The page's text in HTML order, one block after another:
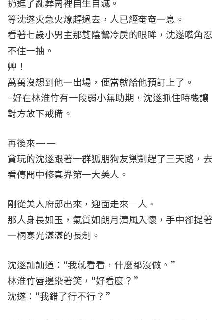
扔進了亂葬崗裡自生自滅。
等沈遂火急火燎趕過去，人已經奄奄一息。
看著七歲小男主那雙陰鷙冷戾的眼眸，沈遂嘴角忍
不住一抽。
艸！
萬萬沒想到他一出場，便當就給他預訂上了。
-好在林淮竹有一段弱小無助期，沈遂抓住時機讓
對方放下戒備。
再後來——
貪玩的沈遂跟著一群狐朋狗友禦劍趕了三天路，去
看傳聞中修真界第一大美人。
剛從美人府邸出來，迎面走來一人。
那人身長如玉，氣質如朗月清風入懷，手中卻提著
一柄寒光湛湛的長劍。
沈遂訕訕道：“我就看看，什麼都沒做。”
林淮竹唇邊染著笑，“好看麼？”
沈遂：“我錯了行不行？”